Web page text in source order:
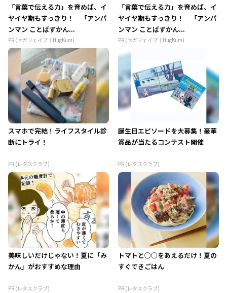
「言葉で伝える力」を育めば、イ
ヤイヤ期もすっきり！ 「アンパ
ンマン ことばずかん...
PR (セガフェイブ｜HugKum)
「言葉で伝える力」を育めば、イ
ヤイヤ期もすっきり！ 「アンパ
ンマン ことばずかん...
PR (セガフェイブ｜HugKum)
スマホで完結！ライフスタイル診
断にトライ！
PR (レタスクラブ)
誕生日エピソードを大募集！豪華
賞品が当たるコンテスト開催
PR (レタスクラブ)
美味しいだけじゃない！夏に「み
かん」がおすすめな理由
PR (レタスクラブ)
トマトと○○をあえるだけ！夏の
すぐできごはん
PR (レタスクラブ)